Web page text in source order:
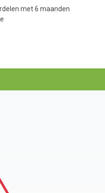
met 6 maanden